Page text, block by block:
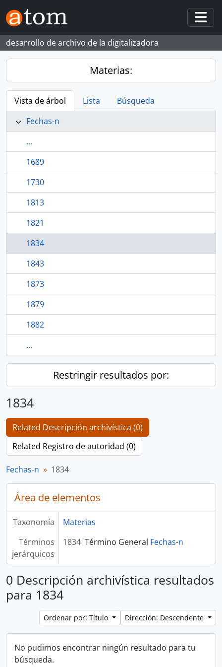
Skip to main content
desarrollo de archivo de la digitalizadora
Materias:
Vista de árbol Lista
Búsqueda
Fechas-n
...
1689
1730
1813
1821
1834
1843
1873
1879
1882
...
Restringir resultados por:
1834
Related Descripción archivística (0)
Related Registro de autoridad (0)
Fechas-n 1834
Área de elementos
Taxonomía
Materias
Términos
jerárquicos
1834 Término General Fechas-n
0 Descripción archivística resultados
para 1834
Ordenar por: Título Dirección: Descendente
No pudimos encontrar ningún resultado para tu
búsqueda.